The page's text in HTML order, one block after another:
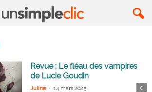
Revue : Le fléau des vampires
de Lucie Goudin
Juline - 14 mars 2025 0